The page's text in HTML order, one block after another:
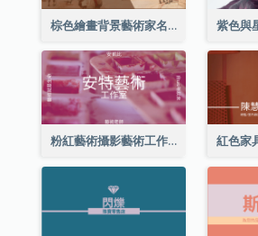
棕色繪畫背景藝術家名片
粉紅藝術攝影藝術工作室名片